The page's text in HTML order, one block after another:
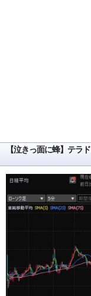
【泣きっ面に蜂】テラ